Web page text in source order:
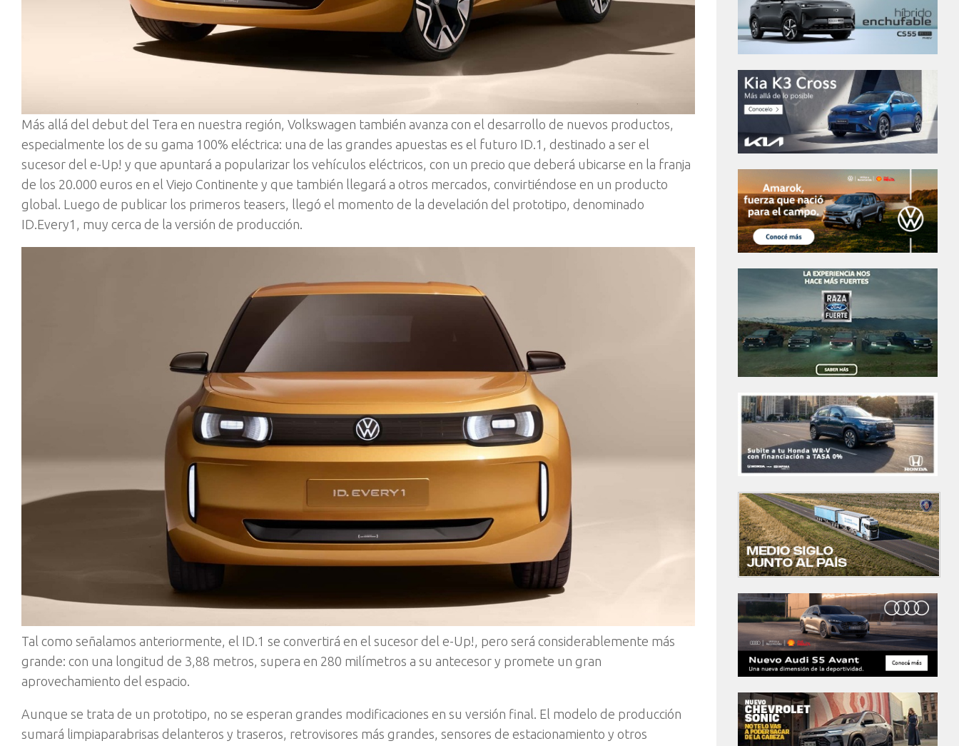
Más allá del debut del Tera en nuestra región, Volkswagen también avanza con el desarrollo de nuevos productos,
especialmente los de su gama 100% eléctrica: una de las grandes apuestas es el futuro ID.1, destinado a ser el
sucesor del e-Up! y que apuntará a popularizar los vehículos eléctricos, con un precio que deberá ubicarse en la franja
de los 20.000 euros en el Viejo Continente y que también llegará a otros mercados, convirtiéndose en un producto
global. Luego de publicar los primeros teasers, llegó el momento de la develación del prototipo, denominado
ID.Every1, muy cerca de la versión de producción.
Tal como señalamos anteriormente, el ID.1 se convertirá en el sucesor del e-Up!, pero será considerablemente más
grande: con una longitud de 3,88 metros, supera en 280 milímetros a su antecesor y promete un gran
aprovechamiento del espacio.
Aunque se trata de un prototipo, no se esperan grandes modificaciones en su versión final. El modelo de producción
sumará limpiaparabrisas delanteros y traseros, retrovisores más grandes, sensores de estacionamiento y otros